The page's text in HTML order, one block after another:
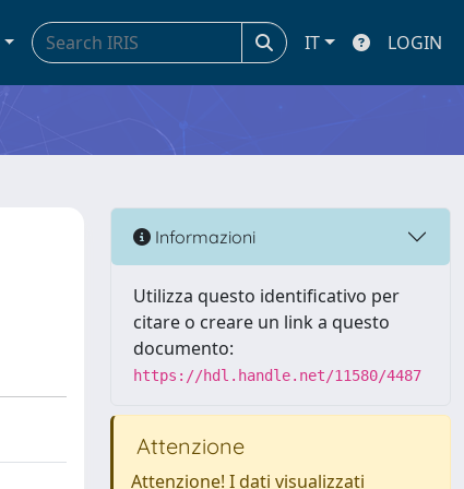
IT LOGIN
Informazioni
Utilizza questo identificativo per
citare o creare un link a questo
documento:
https://hdl.handle.net/11580/4487
Attenzione
Attenzione! I dati visualizzati